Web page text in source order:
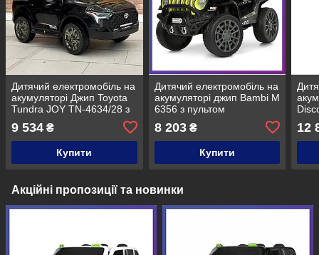
Дитячий електромобіль на
акумуляторі Джип Toyota
Tundra JOY TN-4634/28 з
пультом радіокерування
для дітей 3-8 років Чорний
9 534 ₴
Купити
Дитячий електромобіль на
акумуляторі джип Bambi M
6356 з пультом
радіокерування для дітей
3-8 років Чорний з
зеленим
8 203₴
Купити
3-8
12
Акційні пропозиції та новинки